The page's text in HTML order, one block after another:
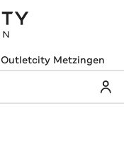
Outletcity Metzingen